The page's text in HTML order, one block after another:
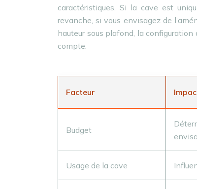
caractéristiques. Si la cave est
revanche, si vous envisagez de
hauteur sous plafond, la
compte.
Facteur
Budget
Usage de la cave